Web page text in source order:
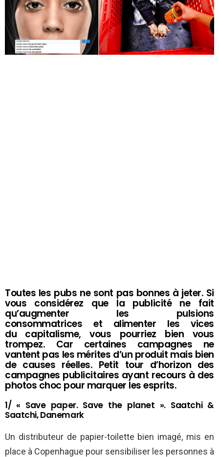
Toutes les pubs ne sont pas bonnes à jeter. Si
vous considérez que la publicité ne fait
qu’augmenter les pulsions
consommatrices et alimenter les vices
du capitalisme, vous pourriez bien vous
trompez. Car certaines campagnes ne
vantent pas les mérites d’un produit mais bien
de causes réelles. Petit tour d’horizon des
campagnes publicitaires ayant recours à des
photos choc pour marquer les esprits.
1/ « Save paper. Save the planet ». Saatchi &
Saatchi, Danemark
Un distributeur de papier-toilette bien imagé, mis en
place à Copenhague pour sensibiliser les personnes à